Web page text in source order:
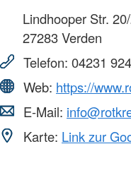
Lindhooper Str.
27283Verden
Telefon: 04231
Web: https://
E-Mail:
Karte: Link zur